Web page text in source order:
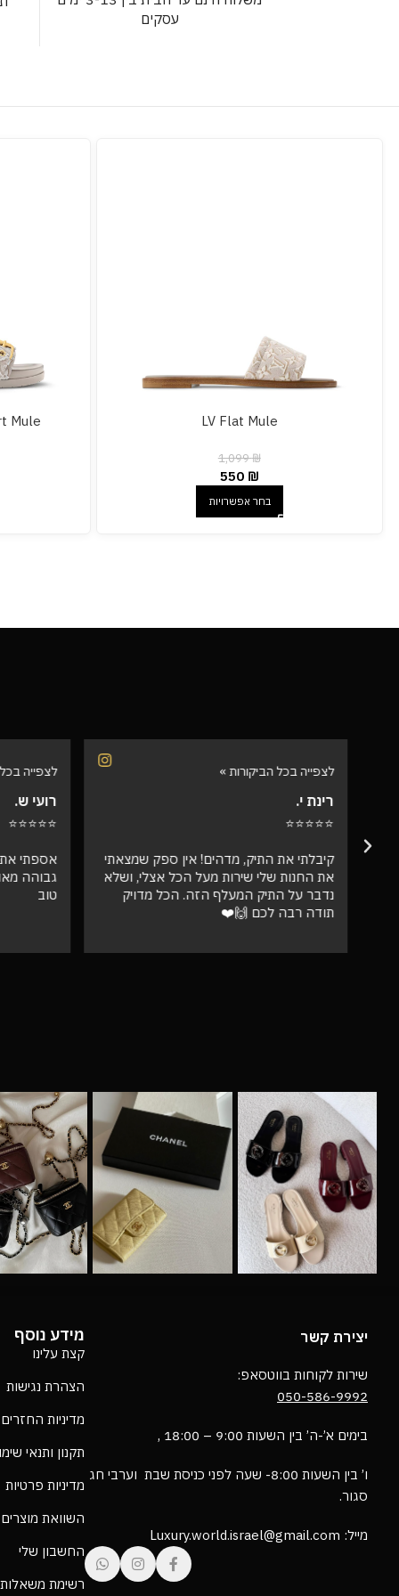
עסקים
LV Flat Mule
1,099₪
550 ₪
בחר אפשרויות
Mule
לצפייה בכל הביקורות »
רינת י.
⭐⭐⭐⭐⭐
קיבלתי את התיק, מדהים! אין ספק שמצאתי
את החנות שלי שירות מעל הכל אצלי, ושלא
נדבר על התיק המעלף הזה. הכל מדויק
תודה רבה לכם 🙌❤️
לצפייה
רועי ש.
⭐⭐⭐⭐⭐
אספתי
גבוהה
טוב
יצירת קשר
שירות לקוחות בווטסאפ:
050-586-9992
בימים א’-ה’ בין השעות 9:00 – 18:00 ,
ו’ בין השעות 8:00- שעה לפני כניסת שבת וערבי חג
סגור.
מייל: Luxury.world.israel@gmail.com
מידע נוסף
קצת עלינו
הצהרת נגישות
מדיניות
תקנון ותנאי
מדיניות פרטיות
השוואת מוצרים
החשבון שלי
רשימת משאלות